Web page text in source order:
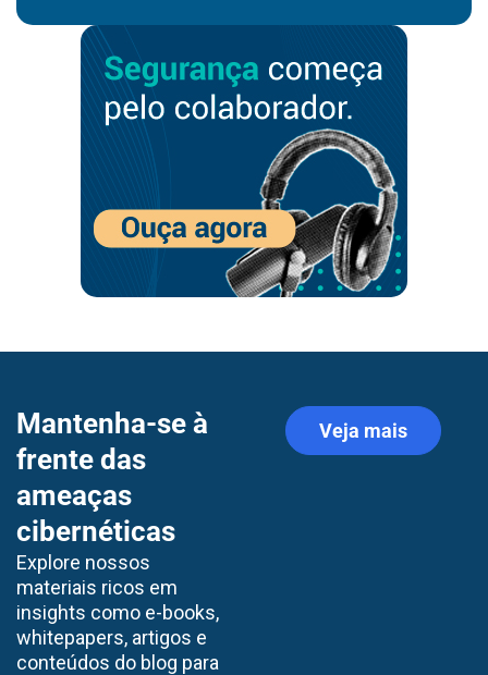
Mantenha-se à
frente das
ameaças
cibernéticas
Explore nossos
materiais ricos em
insights como e-books,
whitepapers, artigos e
conteúdos do blog para
Veja mais